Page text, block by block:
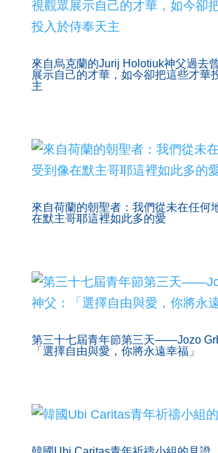
來自烏克蘭的Jurij Holotiuk神父過去
展示自己的才華，如今卻把這些才華
主
來自荷蘭的朝聖者：我們從未在任何
在默主哥耶這裡如此多的愛
第三十七屆青年節第三天——Jozo
「選擇自由與愛，你將永遠幸福」